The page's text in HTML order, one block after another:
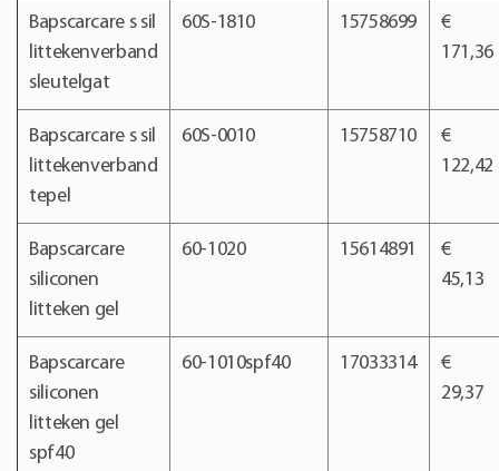
Bapscarcare s sil
littekenverband
sleutelgat
60S-1810 15758699
€
171,36
Bapscarcare s sil
littekenverband
tepel
60S-0010 15758710
€
122,42
Bapscarcare
siliconen
litteken gel
60-1020 15614891
€
45,13
Bapscarcare
siliconen
litteken gel
spf40
60-1010spf40 17033314
€
29,37